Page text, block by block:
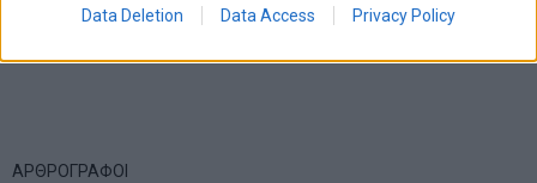
Data Deletion Data Access Privacy Policy
ΑΡΘΡΟΓΡΑΦΟΙ